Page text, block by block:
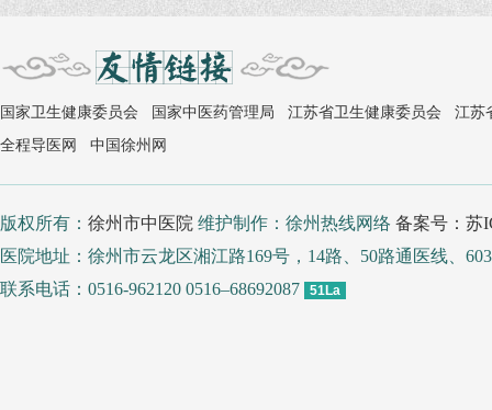
国家卫生健康委员会 国家中医药管理局 江苏省卫生健康委员会
江苏
全程导医网
中国徐州网
版权所有： 徐州市中医院 维护制作：徐州热线网络 备案号：苏
医院地址：徐州市云龙区湘江路169号，14路、50路通医线、
联系电话：0516-962120 0516–68692087
51La